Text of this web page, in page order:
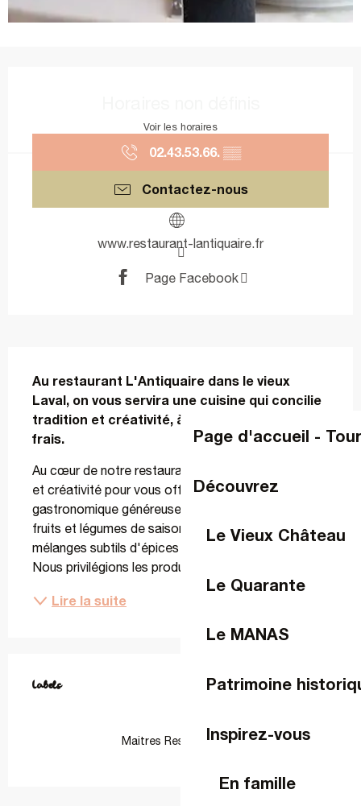
Page d'accueil -
Découvrez
Le Vieux Château
Le Quarante
Le MANAS
Patrimoine
Inspirez-vous
En famille
Voir les horaires
02.43.53.66. ▒▒
Contactez-nous
www.restaurant-lantiquaire.fr
Page Facebook
Au restaurant L'Antiquaire dans le vieux
Laval, on vous servira une cuisine qui concilie
tradition et créativité, à base de produits
frais.
Au cœur de notre restaurant, nous allions tradition
et créativité pour vous offrir une cuisine
gastronomique généreuse qui met à l'honneur des
fruits et légumes de saison, associés à des
mélanges subtils d'épices pour éveiller vos papilles.
Nous privilégions les produits frais, et notre carte...
Lire la suite
Labels
Labels
Maitres Restaurateurs